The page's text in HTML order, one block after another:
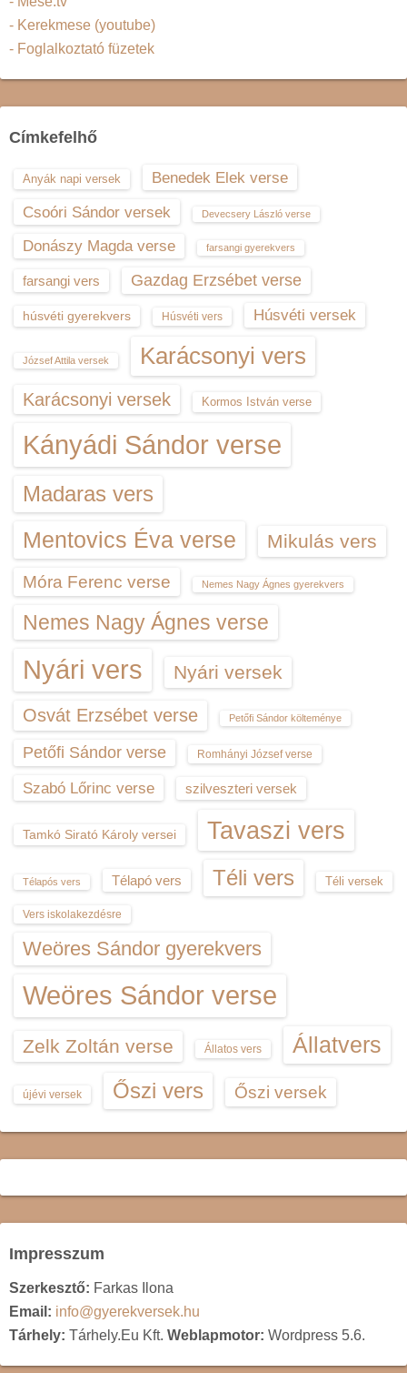
- Kerekmese (youtube)
- Foglalkoztató füzetek
Címkefelhő
Anyák napi versek
Benedek Elek verse
Csoóri Sándor versek
Devecsery László verse
Donászy Magda verse farsangi gyerekvers
farsangi vers Gazdag Erzsébet verse
húsvéti gyerekvers Húsvéti vers Húsvéti versek
József Attila versek Karácsonyi vers
Karácsonyi versek Kormos István verse
Kányádi Sándor verse
Madaras vers
Mentovics Éva verse Mikulás vers
Móra Ferenc verse Nemes Nagy Ágnes gyerekvers
Nemes Nagy Ágnes verse
Nyári vers Nyári versek
Osvát Erzsébet verse Petőfi Sándor költeménye
Petőfi Sándor verse Romhányi József verse
Szabó Lőrinc verse szilveszteri versek
Tamkó Sirató Károly versei Tavaszi vers
Télapós vers Télapó vers Téli vers Téli versek
Vers iskolakezdésre
Weöres Sándor gyerekvers
Weöres Sándor verse
Zelk Zoltán verse Állatos vers Állatvers
újévi versek Őszi vers Őszi versek
Impresszum
Szerkesztő: Farkas Ilona
Email: info@gyerekversek.hu
Tárhely: Tárhely.Eu Kft. Weblapmotor: Wordpress 5.6.